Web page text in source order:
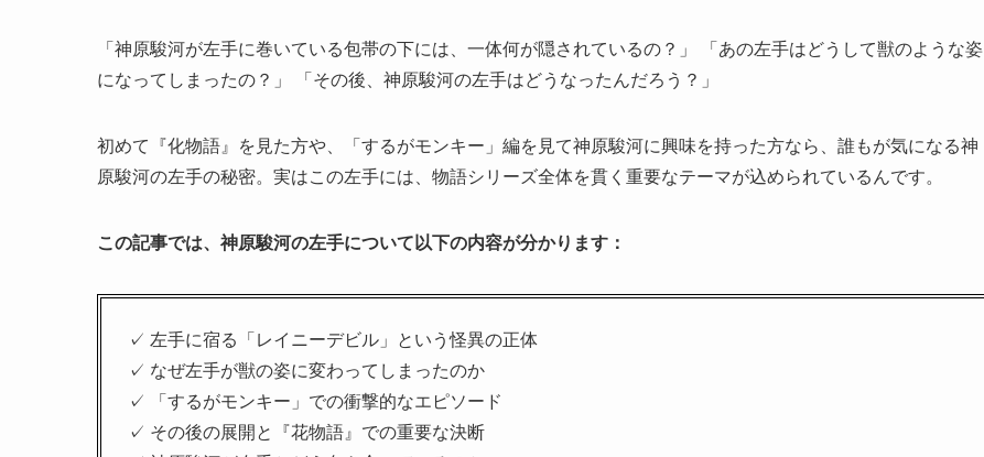
「神原駿河が左手に巻いている包帯の下には、一体何が隠されているの？」 「あの左手はどうして獣のような姿
になってしまったの？」 「その後、神原駿河の左手はどうなったんだろう？」
初めて『化物語』を見た方や、「するがモンキー」編を見て神原駿河に興味を持った方なら、誰もが気になる神
原駿河の左手の秘密。実はこの左手には、物語シリーズ全体を貫く重要なテーマが込められているんです。
この記事では、神原駿河の左手について以下の内容が分かります：
✓ 左手に宿る「レイニーデビル」という怪異の正体
✓ なぜ左手が獣の姿に変わってしまったのか
✓ 「するがモンキー」での衝撃的なエピソード
✓ その後の展開と『花物語』での重要な決断